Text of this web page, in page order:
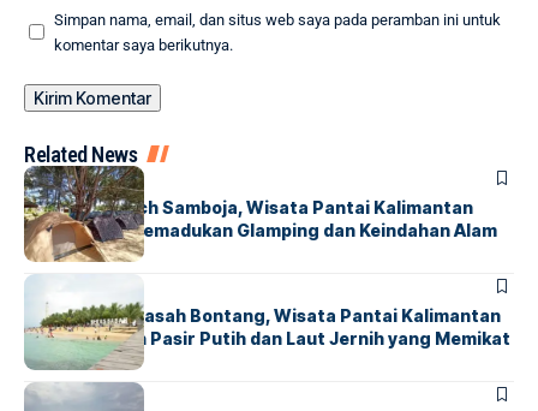
Simpan nama, email, dan situs web saya pada peramban ini untuk
komentar saya berikutnya.
Related News
HUMANIORA
Coconut Beach Samboja, Wisata Pantai Kalimantan
Timur yang Memadukan Glamping dan Keindahan Alam
HUMANIORA
Pulau Beras Basah Bontang, Wisata Pantai Kalimantan
Timur dengan Pasir Putih dan Laut Jernih yang Memikat
HUMANIORA